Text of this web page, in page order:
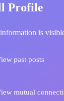
Profile
is
past posts
mutual